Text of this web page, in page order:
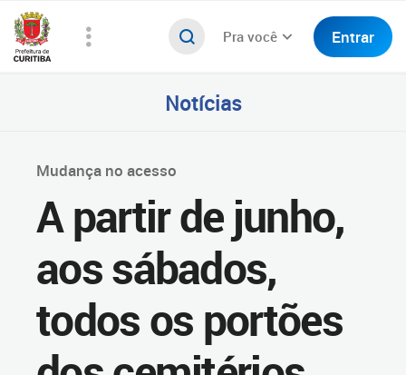
Pra você Entrar
Notícias
Mudança no acesso
A partir de junho,
aos sábados,
todos os portões